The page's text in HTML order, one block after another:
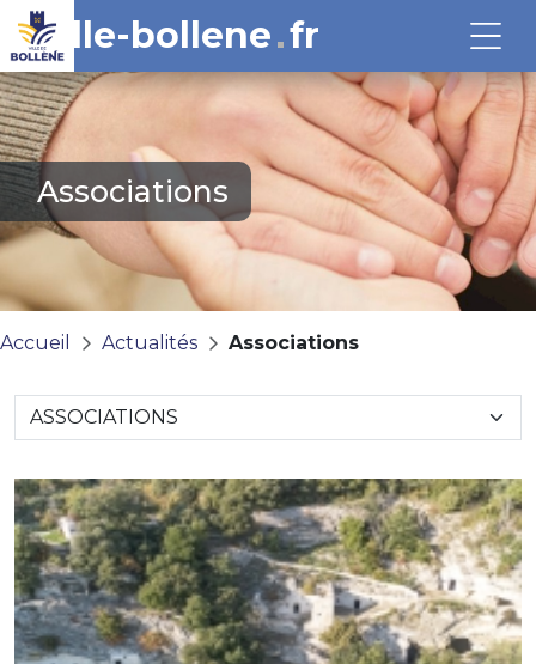
ville-bollene fr
Associations
Accueil Actualités Associations